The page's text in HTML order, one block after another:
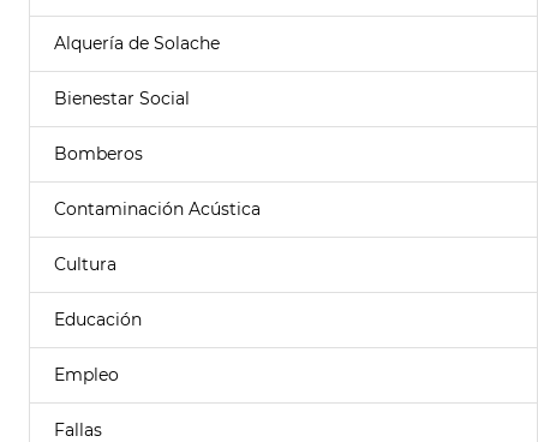
Alquería de Solache
Bienestar Social
Bomberos
Contaminación Acústica
Cultura
Educación
Empleo
Fallas